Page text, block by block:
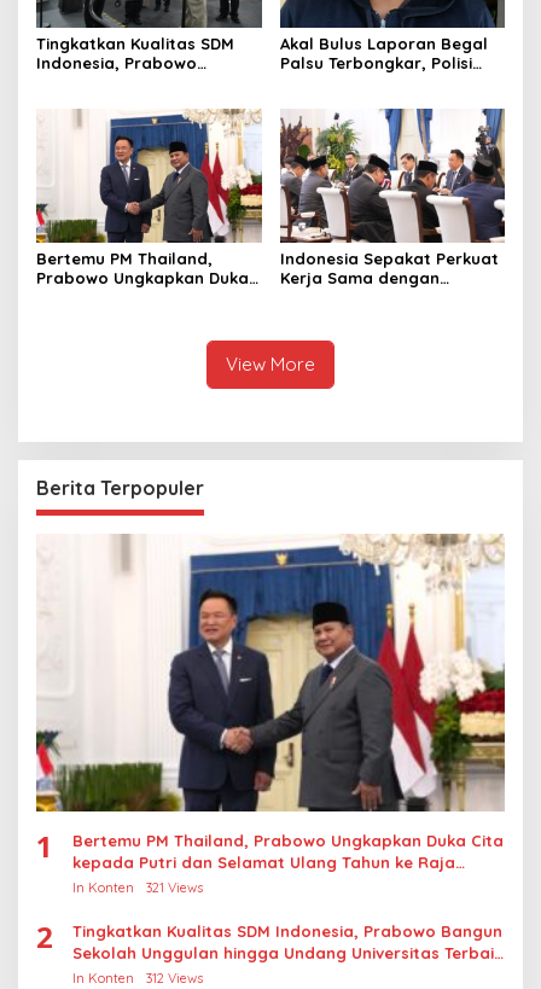
Tingkatkan Kualitas SDM
Indonesia, Prabowo
Terbaik Dunia
Akal Bulus Laporan Begal
Palsu Terbongkar, Polisi
Bertemu PM Thailand,
Prabowo Ungkapkan Duka
Indonesia Sepakat Perkuat
Kerja Sama dengan
View More
Berita Terpopuler
1
Bertemu PM Thailand, Prabowo Ungkapkan Duka Cita
kepada Putri dan Selamat Ulang Tahun ke Raja
Thailand
In Konten 321 Views
2
Tingkatkan Kualitas SDM Indonesia, Prabowo Bangun
Sekolah Unggulan hingga Undang Universitas Terbaik
Dunia
In Konten 312 Views